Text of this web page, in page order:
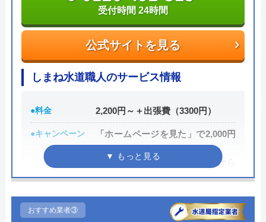
料として諸経費がかかるので、費用をしっかりと確
認してから承諾のサインをしましょう。
各市区から認可を受けている水道局指定工事店であ
り、研修制度や資格取得支援などによるスタッフの
技術品質向上にも力をいれているため安心して作業
を任せることができるでしょう。
公式サイトを見る
0120-511-511
受付時間 24時間
公式サイトを見る
受付時間 24時間
しまね水道職人のサービス情報
●料金 2,200円～＋出張費（3300円）
●キャンペーン
「ホームページを見た」で2,000円
OFF
新規限定シルバー割 作業料金から
10%引き
●駆けつけ時間 最短30分〜1時間程度
おすすめ業者③